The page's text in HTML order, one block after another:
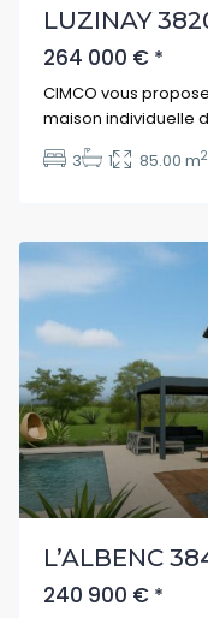
LUZINAY
264 000 € *
CIMCO vous
maison individuelle
3 1 85.00 m2
L’ALBENC
240 900 € *